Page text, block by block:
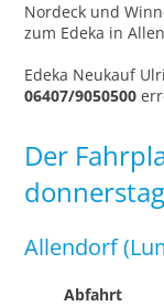
Nordeck und
zum Edeka in
Edeka Neukauf
06407/9050500
Der
Allendorf
Abfahrt